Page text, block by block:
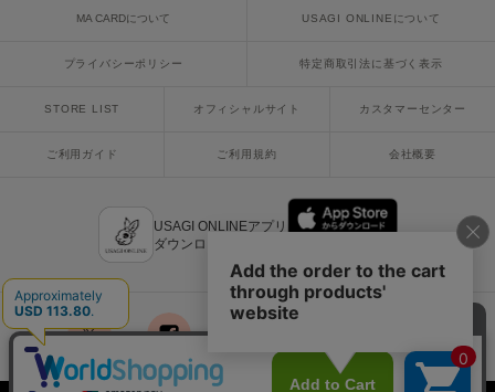
サンリオハウス
SESAME STREET MARKET
セサミストリートマーケット
SHAKA
シャカ
MA CARDについて USAGI ONLINEについて
プライバシーポリシー 特定商取引法に基づく表示
STORE LIST オフィシャルサイト カスタマーセンター
ご利用ガイド ご利用規約 会社概要
USAGI ONLINEアプリ
ダウンロードはこちら
x facebook LINE mail